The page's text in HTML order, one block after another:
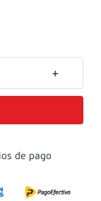
＋
de pago